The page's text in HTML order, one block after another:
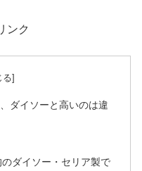
ンク
ダイソーと高いのは違
ダイソー・セリア製で